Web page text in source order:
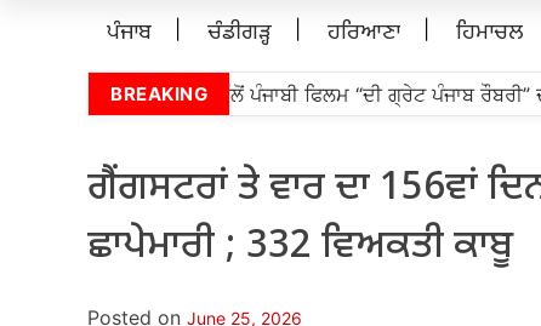
ਪੰਜਾਬ ਚੰਡੀਗੜ੍ਹ ਹਰਿਆਣਾ ਹਿਮਾਚਲ
BREAKING
ਵਿਧਾਨ ਸਭਾ ਦੇ ਸਪੀਕਰ ਵੱਲੋਂ ਪੰਜਾਬੀ ਫਿਲਮ “ਦੀ ਗ੍ਰੇਟ ਪੰਜਾਬ ਰੌਬਰੀ”
ਗੈਂਗਸਟਰਾਂ ਤੇ ਵਾਰ ਦਾ 156ਵਾਂ
ਛਾਪੇਮਾਰੀ ; 332 ਵਿਅਕਤੀ ਕਾਬੂ
Posted on June 25, 2026